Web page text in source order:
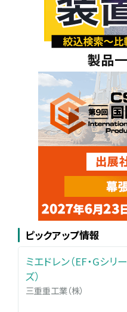
ピックアップ情報
ミエドレン（EF・Gシリー
ズ）
三重重工業（株）